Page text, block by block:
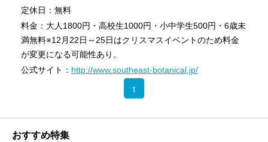
定休日：無料
料金：大人1800円・高校生1000円・小中学生500円・6歳未
満無料※12月22日～25日はクリスマスイベントのため料金
が変更になる可能性あり。
公式サイト： http://www.southeast-botanical.jp/
1
おすすめ特集